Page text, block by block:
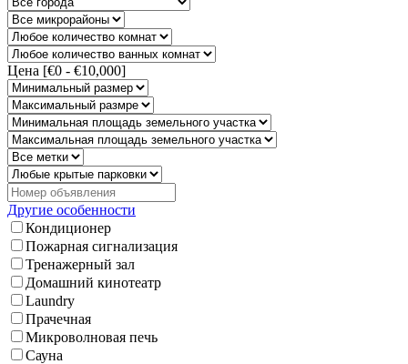
Цена [€0 - €10,000]
Другие особенности
Кондиционер
Пожарная сигнализация
Тренажерный зал
Домашний кинотеатр
Laundry
Прачечная
Микроволновая печь
Сауна